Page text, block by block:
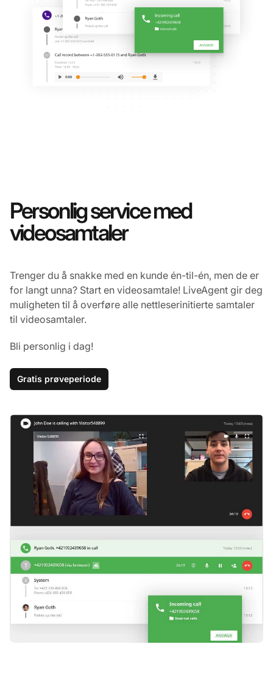
Personlig service med
videosamtaler
Trenger du å snakke med en kunde én-til-én, men de er
for langt unna? Start en videosamtale! LiveAgent gir deg
muligheten til å overføre alle nettleserinitierte samtaler
til videosamtaler.
Bli personlig i dag!
Gratis prøveperiode